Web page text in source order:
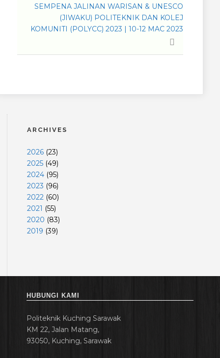
SEMPENA JALINAN WARISAN & UNESCO
(JIWAKU) POLITEKNIK DAN KOLEJ
KOMUNITI (POLYCC) 2023 | 10-12 MAC 2023
ARCHIVES
2026 (23)
2025 (49)
2024 (95)
2023 (96)
2022 (60)
2021 (55)
2020 (83)
2019 (39)
HUBUNGI KAMI
Politeknik Kuching Sarawak
KM 22, Jalan Matang,
93050, Kuching, Sarawak